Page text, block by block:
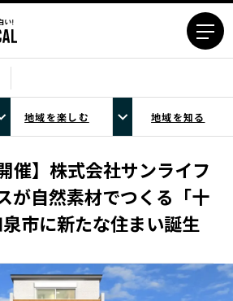
す
青森エリア
宮城エリア
山形エリア
茨城エリア
群馬エリア
千葉エリア
多摩エリア
地域を楽しむ 地域を知る
催】株式会社サンライフ
が自然素材でつくる「十
市に新たな住まい誕生